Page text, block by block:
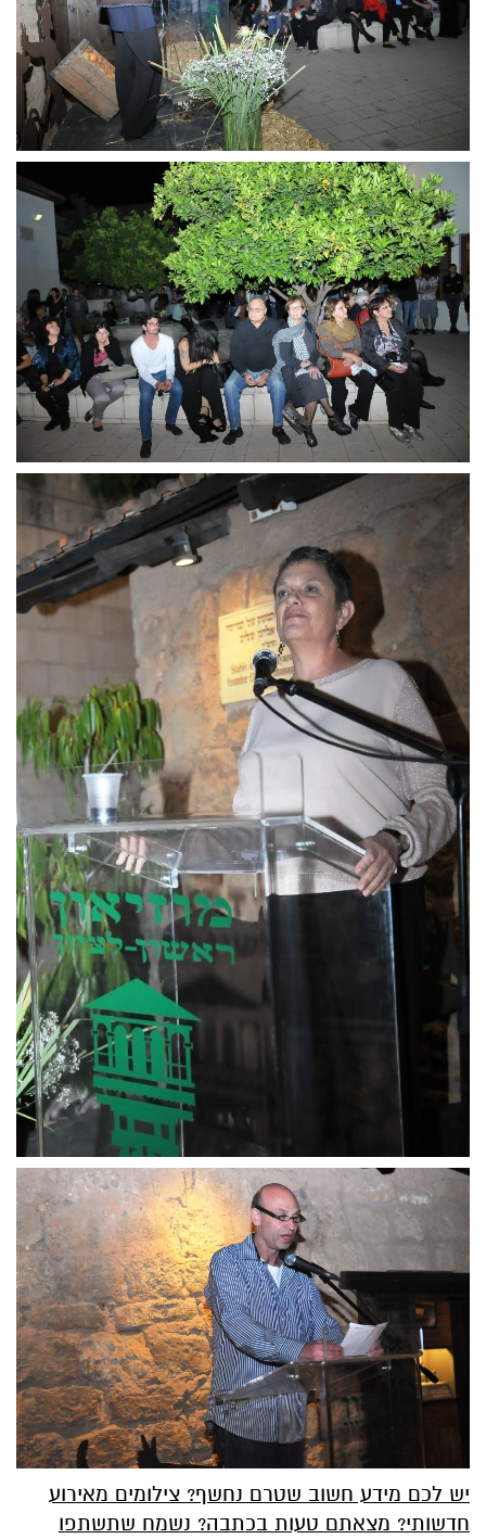
יש לכם מידע חשוב שטרם נחשף? צילומים מאירוע
חדשותי? מצאתם טעות בכתבה? נשמח שתשתפו